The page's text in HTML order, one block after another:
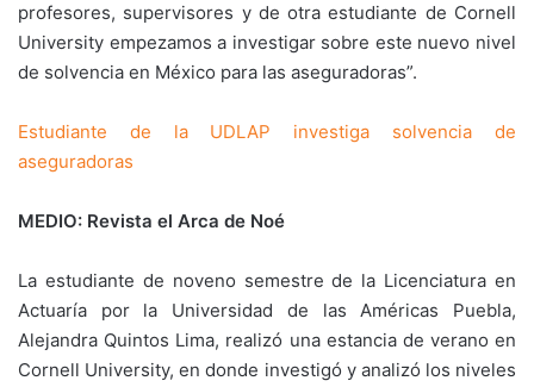
profesores, supervisores y de otra estudiante de Cornell
University empezamos a investigar sobre este nuevo nivel
de solvencia en México para las aseguradoras”.
Estudiante de la UDLAP investiga solvencia de
aseguradoras
MEDIO: Revista el Arca de Noé
La estudiante de noveno semestre de la Licenciatura en
Actuaría por la Universidad de las Américas Puebla,
Alejandra Quintos Lima, realizó una estancia de verano en
Cornell University, en donde investigó y analizó los niveles